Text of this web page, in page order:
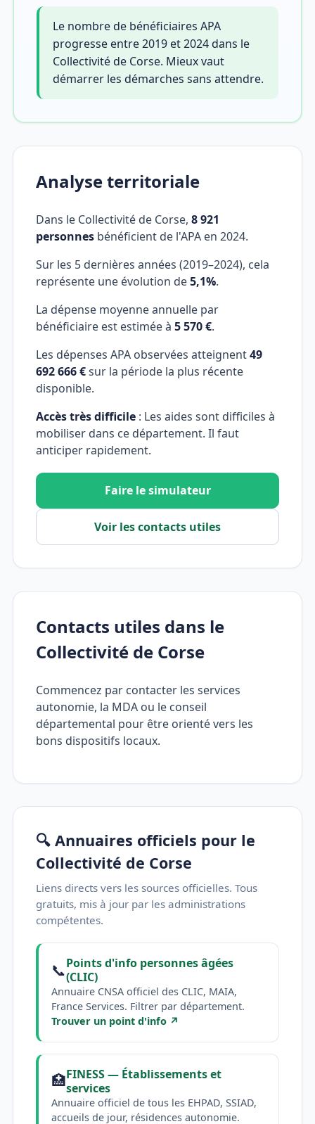
Le nombre de bénéficiaires APA
progresse entre 2019 et 2024 dans le
Collectivité de Corse. Mieux vaut
démarrer les démarches sans attendre.
Analyse territoriale
Dans le Collectivité de Corse, 8 921
personnes bénéficient de l'APA en 2024.
Sur les 5 dernières années (2019–2024), cela
représente une évolution de5,1%.
La dépense moyenne annuelle par
bénéficiaire est estimée à 5 570 €.
Les dépenses APA observées atteignent49
692 666 €sur la période la plus récente
disponible.
Accès très difficile : Les aides sont difficiles à
mobiliser dans ce département. Il faut
anticiper rapidement.
Faire le simulateur
Voir les contacts utiles
Contacts utiles dans le
Collectivité de Corse
Commencez par contacter les services
autonomie, la MDA ou le conseil
départemental pour être orienté vers les
bons dispositifs locaux.
🔍 Annuaires officiels pour le
Collectivité de Corse
Liens directs vers les sources officielles. Tous
gratuits, mis à jour par les administrations
compétentes.
📞Points d'info personnes âgées
(CLIC)
Annuaire CNSA officiel des CLIC, MAIA,
France Services. Filtrer par département.
Trouver un point d'info ↗
🏥FINESS — Établissements et
services
Annuaire officiel de tous les EHPAD, SSIAD,
accueils de jour, résidences autonomie.